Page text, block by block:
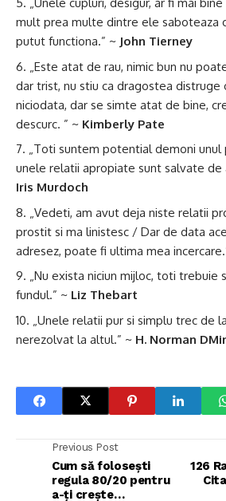
mult prea multe dintre ele saboteaza
putut functiona.” ~ John Tierney
„Este atat de rau, nimic bun nu
dar trist, nu stiu ca dragostea distruge
niciodata, dar se simte atat de bine,
descurc. ” ~ Kimberly Pate
„Toti suntem potential demoni unul
unele relatii apropiate sunt salvate de
Iris Murdoch
„Vedeti, am avut deja niste relatii
prostit si ma linistesc / Dar de data
adresez, poate fi ultima mea
„Nu exista niciun mijloc, toti trebuie
fundul.” ~ Liz Thebart
„Unele relatii pur si simplu trec de
nerezolvat la altul.” ~ H. Norman
Previous Post
Cum să folosești
regula 80/20 pentru
a-ți crește
126